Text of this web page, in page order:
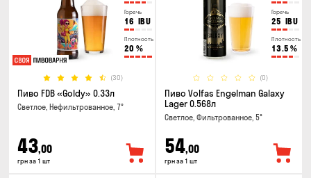
Горечь
16 IBU
Плотность
20 %
(30)
Пиво FDB «Goldy» 0.33л
Светлое, Нефильтрованное, 7°
43,00
грн за 1 шт
Горечь
25 IBU
Плотность
13.5 %
(0)
Пиво Volfas Engelman Galaxy
Lager 0.568л
Светлое, Фильтрованное, 5°
54,00
грн за 1 шт